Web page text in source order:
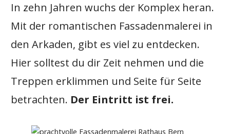
In zehn Jahren wuchs der Komplex heran.
Mit der romantischen Fassadenmalerei in
den Arkaden, gibt es viel zu entdecken.
Hier solltest du dir Zeit nehmen und die
Treppen erklimmen und Seite für Seite
betrachten. Der Eintritt ist frei.